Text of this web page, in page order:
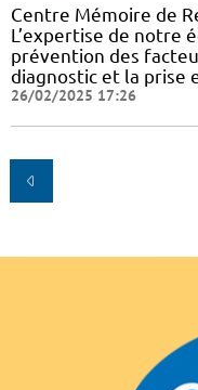
Centre Mémoire de
L’expertise de notre
prévention des
diagnostic et la prise
26/02/2025 17:26